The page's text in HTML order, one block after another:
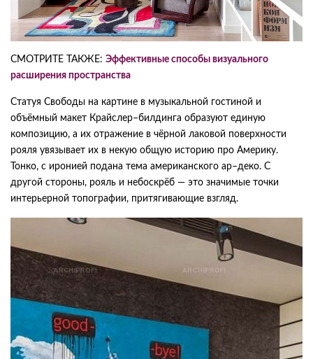
СМОТРИТЕ ТАКЖЕ: Эффективные способы визуального
расширения пространства
Статуя Свободы на картине в музыкальной гостиной и
объёмный макет Крайслер–билдинга образуют единую
композицию, а их отражение в чёрной лаковой поверхности
рояля увязывает их в некую общую историю про Америку.
Тонко, с иронией подана тема американского ар–деко. С
другой стороны, рояль и небоскрёб — это значимые точки
интерьерной топографии, притягивающие взгляд.